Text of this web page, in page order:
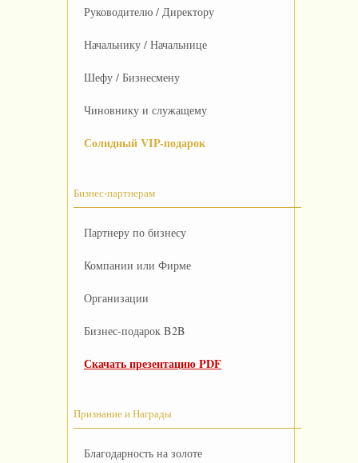
Руководителю / Директору
Начальнику / Начальнице
Шефу / Бизнесмену
Чиновнику и служащему
Солидный VIP-подарок
Бизнес-партнерам
Партнеру по бизнесу
Компании или Фирме
Организации
Бизнес-подарок B2B
Скачать презентацию PDF
Признание и Награды
Благодарность на золоте